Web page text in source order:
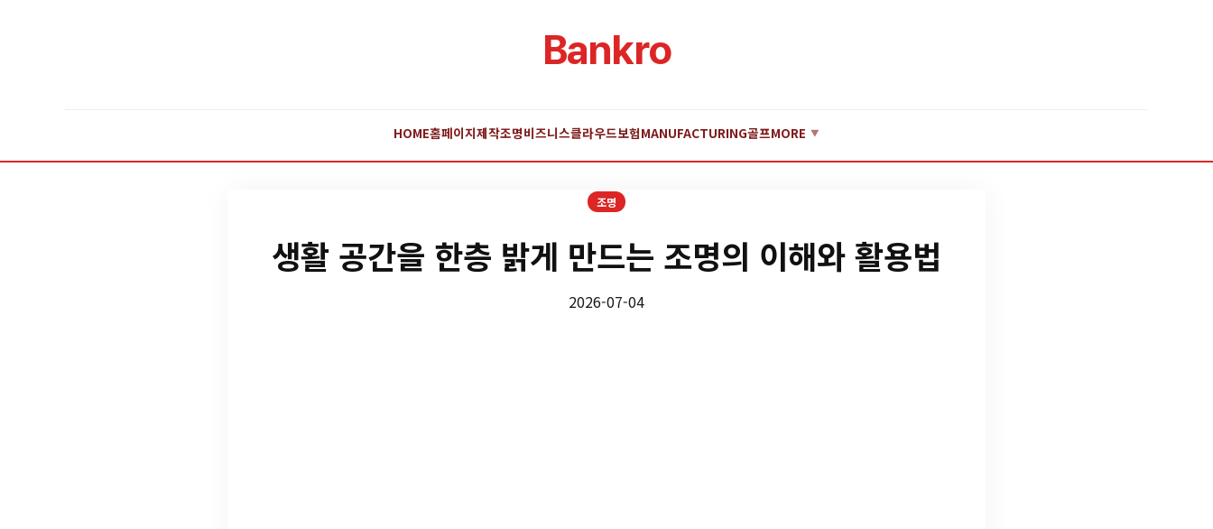
Bankro
HOME홈페이지제작조명비즈니스클라우드보험MANUFACTURING골프MORE ▼
조명
생활 공간을 한층 밝게 만드는 조명의 이해와 활용법
2026-07-04